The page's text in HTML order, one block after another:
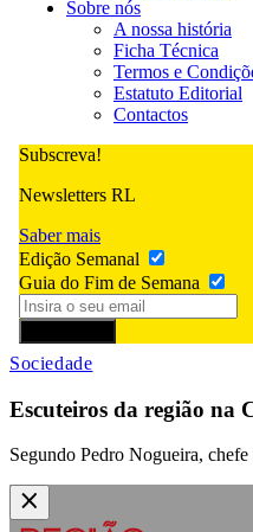
Sobre nós
A nossa história
Ficha Técnica
Termos e
Estatuto Editorial
Contactos
Subscreva!
Newsletters RL
Saber mais
Edição Semanal
Guia do Fim de Semana
Sociedade
Escuteiros da região na
Segundo Pedro Nogueira,